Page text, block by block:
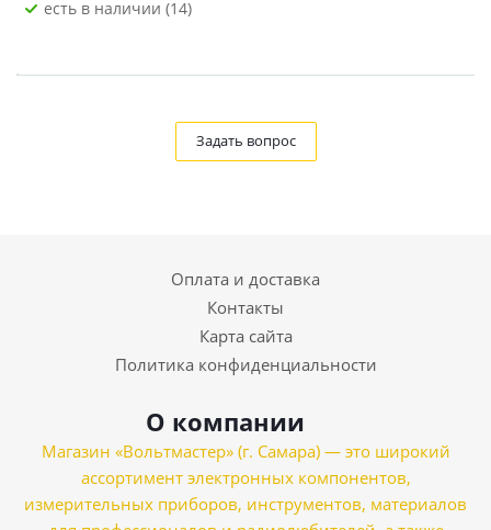
Есть в наличии (14)
Задать вопрос
Оплата и доставка
Контакты
Карта сайта
Политика конфиденциальности
О компании
Магазин «Вольтмастер» (г. Самара) — это широкий
ассортимент электронных компонентов,
измерительных приборов, инструментов, материалов